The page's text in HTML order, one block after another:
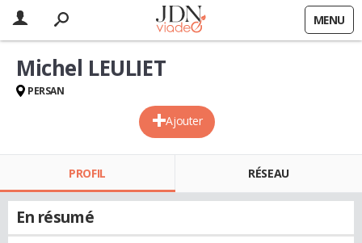
MENU
Ajouter
Michel LEULIET
PERSAN
PROFIL RÉSEAU
En résumé